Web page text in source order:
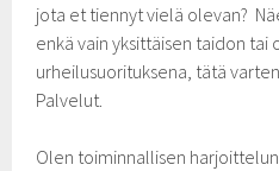
jota et tiennyt vielä olevan?
enkä vain yksittäisen taidon tai
urheilusuorituksena, tätä
Palvelut.
Olen toiminnallisen